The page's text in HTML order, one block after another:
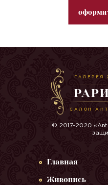
ГАЛЕРЕЯ
САЛОН
© 2017-2020
Главная
Живопись